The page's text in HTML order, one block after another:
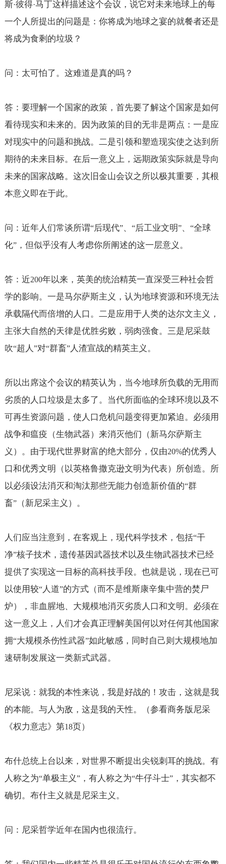
斯·彼得·马丁这样描述这个会议，说它对未来地球上的每
一个人所提出的问题是：你将成为地球之宴的就餐者还是
将成为食剩的垃圾？
问：太可怕了。这难道是真的吗？
答：要理解一个国家的政策，首先要了解这个国家是如何
看待现实和未来的。因为政策的目的无非是两点：一是应
对现实中的问题和挑战。二是引领和塑造现实使之达到所
期待的未来目标。在后一意义上，远期政策实际就是导向
未来的国家战略。这次旧金山会议之所以极其重要，其根
本意义即在于此。
问：近年人们常谈所谓“后现代”、 “后工业文明”、 “全球
化”，但似乎没有人考虑你所阐述的这一层意义。
答：近200年以来，英美的统治精英一直深受三种社会哲
学的影响。一是马尔萨斯主义，认为地球资源和环境无法
承载隔代而倍增的人口。二是应用于人类的达尔文主义，
主张大自然的天律是优胜劣败，弱肉强食。三是尼采鼓
吹“超人 ”对“群畜”人渣宣战的精英主义。
所以出席这个会议的精英认为，当今地球所负载的无用而
劣质的人口垃圾是太多了。当代所面临的全球环境以及不
可再生资源问题，使人口危机问题变得更加紧迫。必须用
战争和瘟疫（生物武器）来消灭他们（新马尔萨斯主
义）。由于现代世界财富的绝大部分，仅由20%的优秀人
口和优秀文明（以英格鲁撒克逊文明为代表）所创造。所
以必须设法消灭和淘汰那些无能力创造新价值的“群
畜”（新尼采主义）。
人们应当注意到，在客观上，现代科学技术，包括“干
净”核子技术，遗传基因武器技术以及生物武器技术已经
提供了实现这一目标的高科技手段。也就是说，现在已可
以使用较“人道”的方式（而不是维斯康辛集中营的焚尸
炉），非血腥地、大规模地消灭劣质人口和文明。必须在
这一意义上，人们才会真正理解美国何以对任何其他国家
拥“大规模杀伤性武器”如此敏感，同时自己则大规模地加
速研制发展这一类新式武器。
尼采说：就我的本性来说，我是好战的！攻击，这就是我
的本能。与人为敌，这是我的天性。（参看商务版尼采
《权力意志》第18页）
布什总统上台以来，对世界不断提出尖锐刺耳的挑战。有
人称之为“单极主义”，有人称之为“牛仔斗士”，其实都不
确切。布什主义就是尼采主义。
问：尼采哲学近年在国内也很流行。